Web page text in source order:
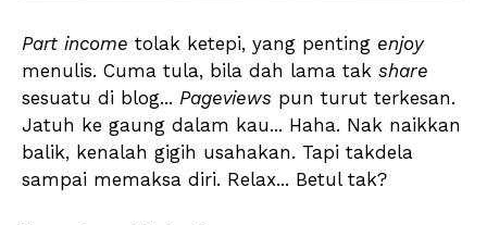
Part income tolak ketepi, yang penting enjoy
menulis. Cuma tula, bila dah lama tak share
sesuatu di blog... Pageviews pun turut terkesan.
Jatuh ke gaung dalam kau... Haha. Nak naikkan
balik, kenalah gigih usahakan. Tapi takdela
sampai memaksa diri. Relax... Betul tak?